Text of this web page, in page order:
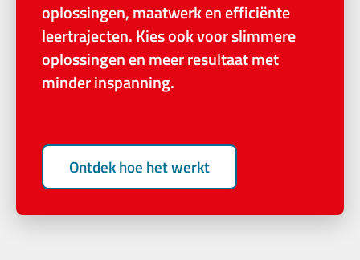
oplossingen, maatwerk en efficiënte
leertrajecten. Kies ook voor slimmere
oplossingen en meer resultaat met
minder inspanning.
Ontdek hoe het werkt